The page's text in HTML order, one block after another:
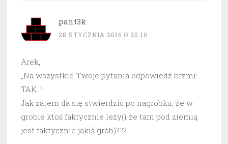
pant3k
28 STYCZNIA 2016 O 20:10
Arek,
„Na wszystkie Twoje pytania odpowiedź brzmi:
TAK. ”
Jak zatem da się stwierdzić po nagrobku, że w
grobie ktoś faktycznie leży(i że tam pod ziemią
jest faktycznie jakiś grób)???